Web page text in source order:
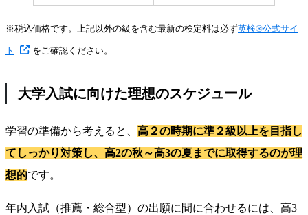
※税込価格です。上記以外の級を含む最新の検定料は必ず英検®公式サイ
ト をご確認ください。
大学入試に向けた理想のスケジュール
学習の準備から考えると、 高２の時期に準２級以上を目指し
てしっかり対策し、高2の秋～高3の夏までに取得するのが理
想的です。
年内入試（推薦・総合型）の出願に間に合わせるには、高3